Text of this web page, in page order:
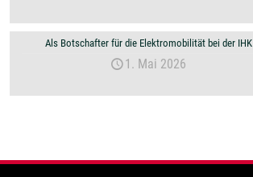
Als Botschafter für die Elektromobilität bei der IHK
1. Mai 2026